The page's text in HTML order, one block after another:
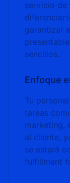
servicio de
garantizar
sencillos.
Enfoque
Tu
tareas
marketing,
al cliente,
se estará
fulfillment